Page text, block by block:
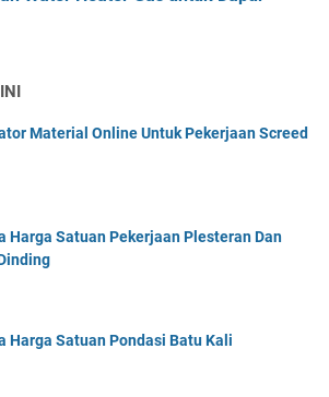
Material Online Untuk Pekerjaan Screed
Harga Satuan Pekerjaan Plesteran Dan
Harga Satuan Pondasi Batu Kali